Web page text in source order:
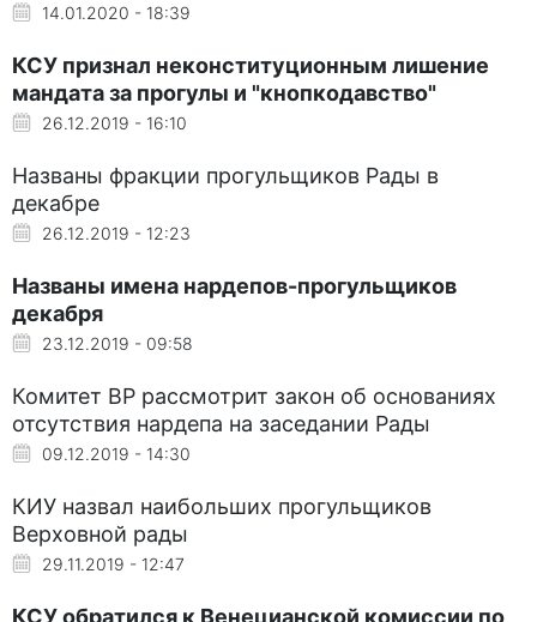
14.01.2020 - 18:39
КСУ признал неконституционным лишение
мандата за прогулы и "кнопкодавство"
26.12.2019 - 16:10
Названы фракции прогульщиков Рады в
декабре
26.12.2019 - 12:23
Названы имена нардепов-прогульщиков
декабря
23.12.2019 - 09:58
Комитет ВР рассмотрит закон об основаниях
отсутствия нардепа на заседании Рады
09.12.2019 - 14:30
КИУ назвал наибольших прогульщиков
Верховной рады
29.11.2019 - 12:47
КСУ обратился к Венецианской комиссии по